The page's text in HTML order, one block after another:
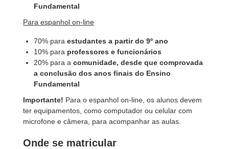
Fundamental
Para espanhol on-line
70% paraestudantes a partir do 9º ano
10% para professores e funcionários
20% para acomunidade, desde que comprovada
a conclusão dos anos finais do Ensino
Fundamental
Importante! Para o espanhol on-line, os alunos devem
ter equipamentos, como computador ou celular com
microfone e câmera, para acompanhar as aulas.
Onde se matricular